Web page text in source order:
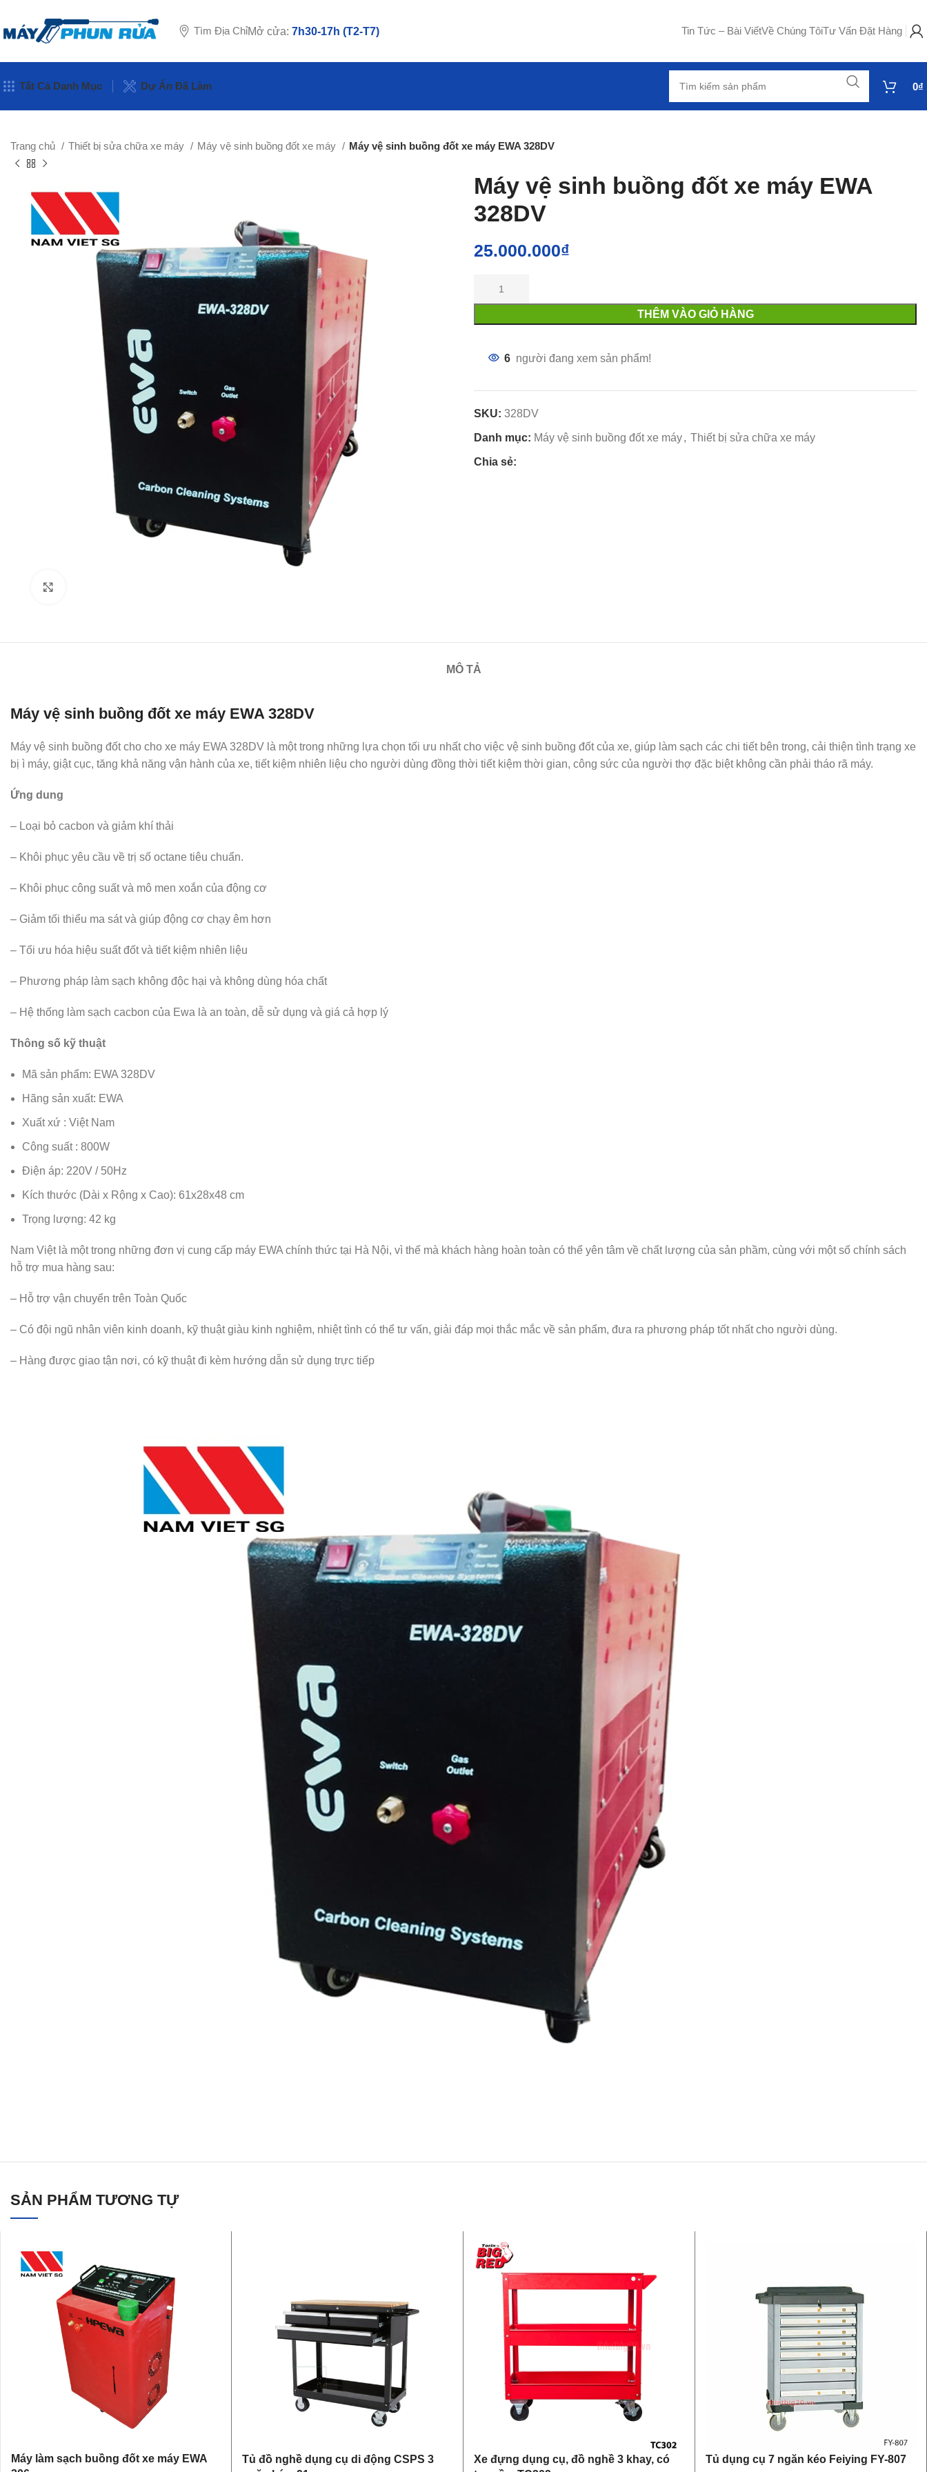
Tìm Địa ChỉMở cửa: 7h30-17h (T2-T7) Tin Tức – Bài ViếtVề Chúng TôiTư Vấn Đặt Hàng
Tất Cả Danh Mục Dự Án Đã Làm 0₫
Trang chủ Thiết bị sửa chữa xe máy Máy vệ sinh buồng đốt xe máy Máy vệ sinh buồng đốt xe máy EWA 328DV
Máy vệ sinh buồng đốt xe máy EWA
328DV
25.000.000₫
THÊM VÀO GIỎ HÀNG
6 người đang xem sản phẩm!
SKU: 328DV
Danh mục: Máy vệ sinh buồng đốt xe máy, Thiết bị sửa chữa xe máy
Chia sẻ:
MÔ TẢ
Máy vệ sinh buồng đốt xe máy EWA 328DV
Máy vệ sinh buồng đốt cho cho xe máy EWA 328DV là một trong những lựa chọn tối ưu nhất cho việc vệ sinh buồng đốt của xe, giúp làm sạch các chi tiết bên trong, cải thiện tình trạng xe
bị ì máy, giật cục, tăng khả năng vận hành của xe, tiết kiệm nhiên liệu cho người dùng đồng thời tiết kiệm thời gian, công sức của người thợ đặc biệt không cần phải tháo rã máy.
Ứng dung
– Loại bỏ cacbon và giảm khí thải
– Khôi phục yêu cầu về trị số octane tiêu chuẩn.
– Khôi phục công suất và mô men xoắn của động cơ
– Giảm tối thiểu ma sát và giúp động cơ chạy êm hơn
– Tối ưu hóa hiệu suất đốt và tiết kiệm nhiên liệu
– Phương pháp làm sạch không độc hại và không dùng hóa chất
– Hệ thống làm sạch cacbon của Ewa là an toàn, dễ sử dụng và giá cả hợp lý
Thông số kỹ thuật
Mã sản phẩm: EWA 328DV
Hãng sản xuất: EWA
Xuất xứ : Việt Nam
Công suất : 800W
Điện áp: 220V / 50Hz
Kích thước (Dài x Rộng x Cao): 61x28x48 cm
Trọng lượng: 42 kg
Nam Việt là một trong những đơn vị cung cấp máy EWA chính thức tại Hà Nội, vì thế mà khách hàng hoàn toàn có thể yên tâm về chất lượng của sản phầm, cùng với một số chính sách
hỗ trợ mua hàng sau:
– Hỗ trợ vận chuyển trên Toàn Quốc
– Có đội ngũ nhân viên kinh doanh, kỹ thuật giàu kinh nghiệm, nhiệt tình có thể tư vấn, giải đáp mọi thắc mắc về sản phẩm, đưa ra phương pháp tốt nhất cho người dùng.
– Hàng được giao tận nơi, có kỹ thuật đi kèm hướng dẫn sử dụng trực tiếp
SẢN PHẨM TƯƠNG TỰ
Máy làm sạch buồng đốt xe máy EWA
Tủ đồ nghề dụng cụ di động CSPS 3
Xe đựng dụng cụ, đồ nghề 3 khay, có
Tủ dụng cụ 7 ngăn kéo Feiying FY-807